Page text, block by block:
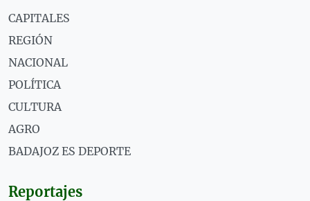
CAPITALES
REGIÓN
NACIONAL
POLÍTICA
CULTURA
AGRO
BADAJOZ ES DEPORTE
Reportajes